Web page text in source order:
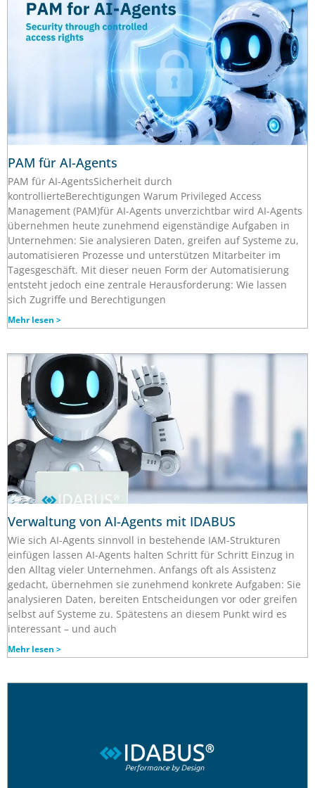
PAM für AI-Agents
PAM für AI-AgentsSicherheit durch
kontrollierteBerechtigungen Warum Privileged Access
Management (PAM)für AI-Agents unverzichtbar wird AI-Agents
übernehmen heute zunehmend eigenständige Aufgaben in
Unternehmen: Sie analysieren Daten, greifen auf Systeme zu,
automatisieren Prozesse und unterstützen Mitarbeiter im
Tagesgeschäft. Mit dieser neuen Form der Automatisierung
entsteht jedoch eine zentrale Herausforderung: Wie lassen
sich Zugriffe und Berechtigungen
Mehr lesen >
Verwaltung von AI-Agents mit IDABUS
Wie sich AI-Agents sinnvoll in bestehende IAM-Strukturen
einfügen lassen AI-Agents halten Schritt für Schritt Einzug in
den Alltag vieler Unternehmen. Anfangs oft als Assistenz
gedacht, übernehmen sie zunehmend konkrete Aufgaben: Sie
analysieren Daten, bereiten Entscheidungen vor oder greifen
selbst auf Systeme zu. Spätestens an diesem Punkt wird es
interessant – und auch
Mehr lesen >